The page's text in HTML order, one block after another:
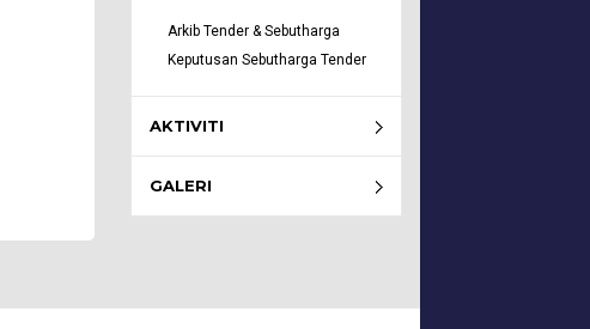
Arkib Tender & Sebutharga
Keputusan Sebutharga Tender
AKTIVITI
GALERI